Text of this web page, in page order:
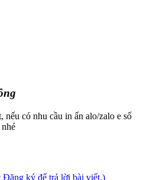
nếu có nhu cầu in ấn alo/zalo e số
Đăng ký để trả lời bài viết.)